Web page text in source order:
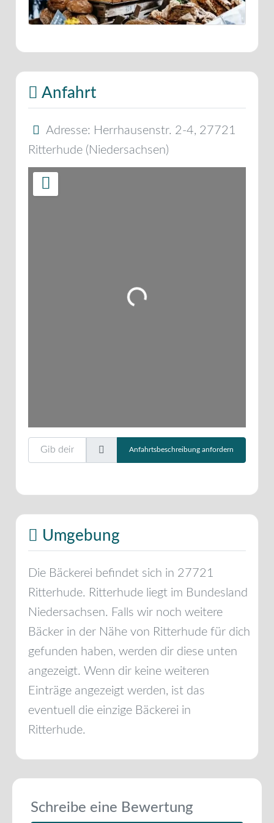
Anfahrt
Adresse: Herrhausenstr. 2-4, 27721
Ritterhude ( Niedersachsen)
Wird geladen …
Gib deinen Standort ein.
Anfahrtsbeschreibung anfordern
Umgebung
Die Bäckerei befindet sich in 27721
Ritterhude. Ritterhude liegt im Bundesland
Niedersachsen. Falls wir noch weitere
Bäcker in der Nähe von Ritterhude für dich
gefunden haben, werden dir diese unten
angezeigt. Wenn dir keine weiteren
Einträge angezeigt werden, ist das
eventuell die einzige Bäckerei in
Ritterhude.
Schreibe eine Bewertung